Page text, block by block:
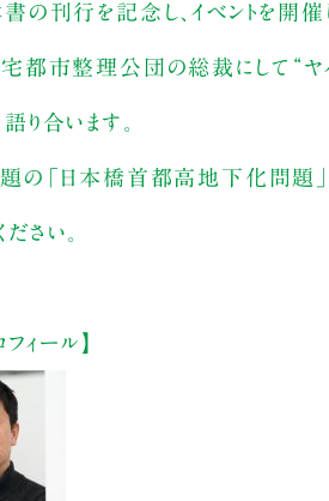
刊行を記念し、イベントを開催し
宅都市整理公団の総裁にして“ヤ
り合います。
題の「日本橋首都高地下化問題」
さい。
ィール】